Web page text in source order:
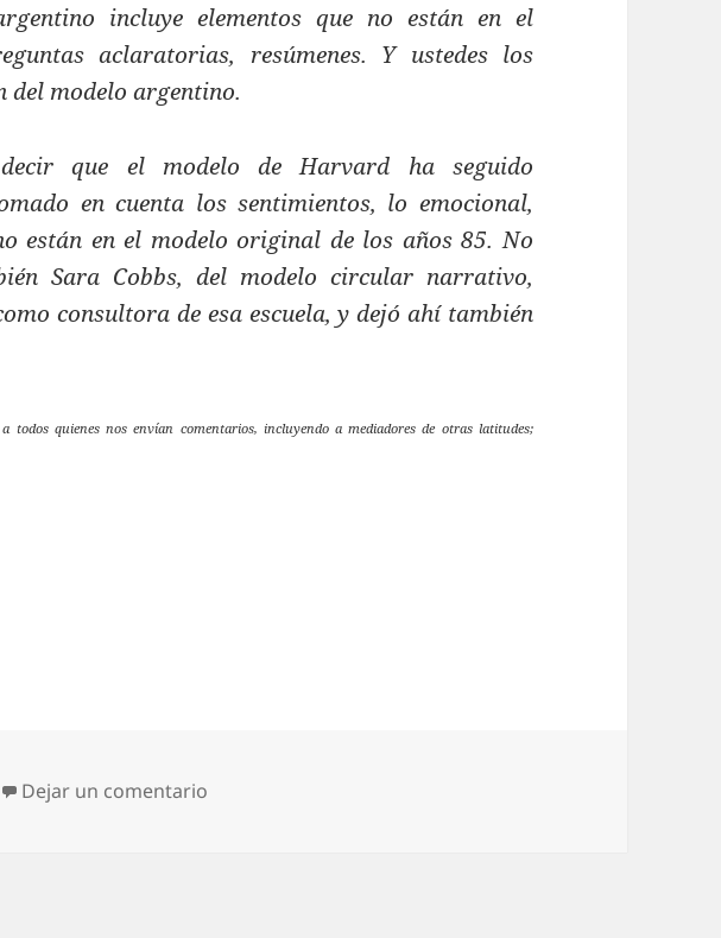
incluye elementos que no están en el
aclaratorias, resúmenes. Y ustedes los
del modelo argentino.
que el modelo de Harvard ha seguido
en cuenta los sentimientos, lo emocional,
están en el modelo original de los años 85. No
Sara Cobbs, del modelo circular narrativo,
consultora de esa escuela, y dejó ahí también
todos quienes nos envían comentarios, incluyendo a mediadores de otras latitudes;
Dejar un comentario